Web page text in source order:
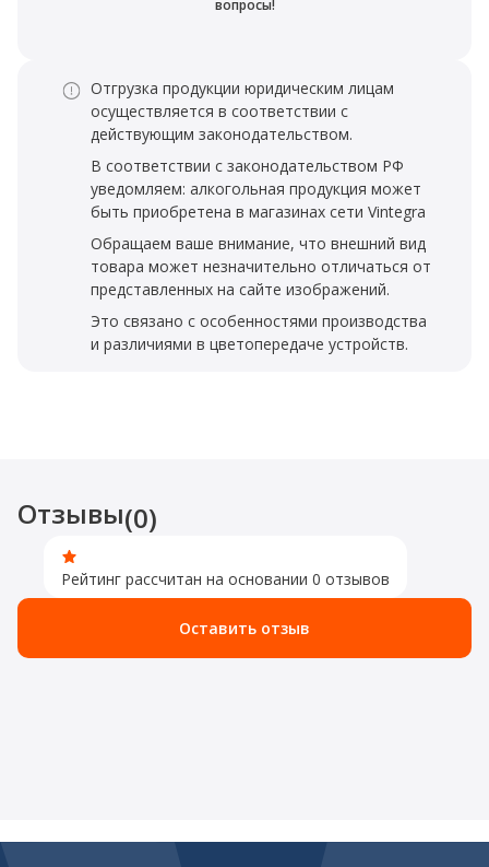
вопросы!
Отгрузка продукции юридическим лицам
осуществляется в соответствии с
действующим законодательством.
В соответствии с законодательством РФ
уведомляем: алкогольная продукция может
быть приобретена в магазинах сети Vintegra
Обращаем ваше внимание, что внешний вид
товара может незначительно отличаться от
представленных на сайте изображений.
Это связано с особенностями производства
и различиями в цветопередаче устройств.
Отзывы(0)
Рейтинг рассчитан на основании 0 отзывов
Оставить отзыв